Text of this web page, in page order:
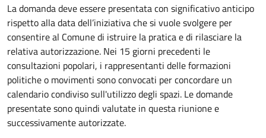
La domanda deve essere presentata con significativo anticipo
rispetto alla data dell’iniziativa che si vuole svolgere per
consentire al Comune di istruire la pratica e di rilasciare la
relativa autorizzazione. Nei 15 giorni precedenti le
consultazioni popolari, i rappresentanti delle formazioni
politiche o movimenti sono convocati per concordare un
calendario condiviso sull'utilizzo degli spazi. Le domande
presentate sono quindi valutate in questa riunione e
successivamente autorizzate.